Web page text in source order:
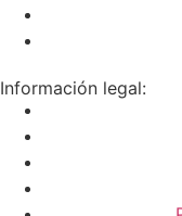
Información legal: